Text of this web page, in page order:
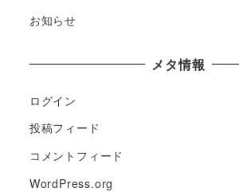
お知らせ
メタ情報
ログイン
投稿フィード
コメントフィード
WordPress.org